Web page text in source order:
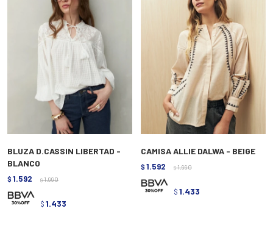
BLUZA D.CASSIN LIBERTAD -
BLANCO
$ 1.592 $ 1.990
$ 1.433
CAMISA ALLIE DALWA - BEIGE
$ 1.592 $ 1.990
$ 1.433